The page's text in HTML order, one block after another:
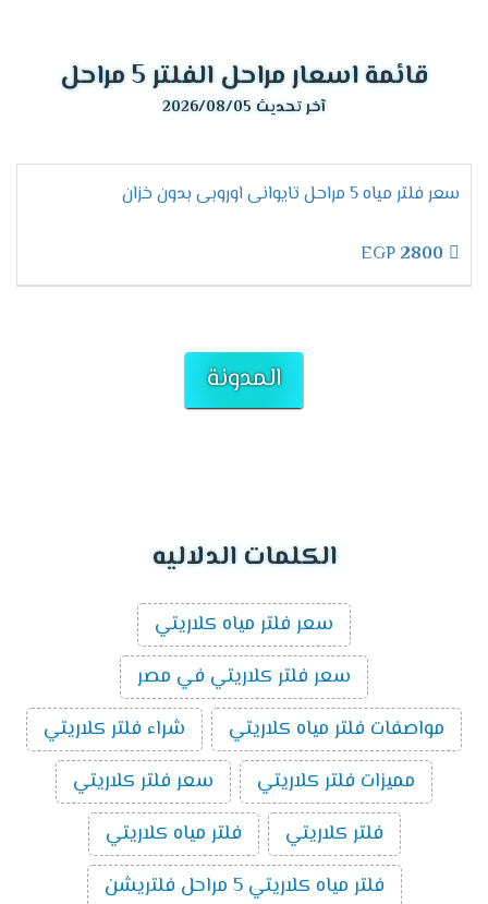
قائمة اسعار مراحل الفلتر 5 مراحل
آخر تحديث 2026/08/05
سعر فلتر مياه 5 مراحل تايوانى اوروبى بدون خزان
2800
المدونة
الكلمات الدلاليه
سعر فلتر مياه كلاريتي
سعر فلتر كلاريتي في مصر
مواصفات فلتر مياه كلاريتي
شراء فلتر كلاريتي
مميزات فلتر كلاريتي
سعر فلتر كلاريتي
فلتر كلاريتي
فلتر مياه كلاريتي
فلتر مياه كلاريتي 5 مراحل فلتريشن